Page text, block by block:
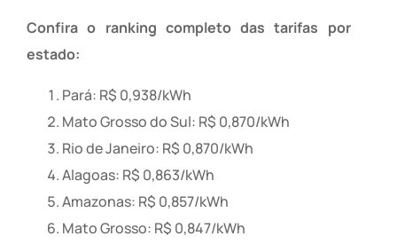
Confira o ranking completo das tarifas por
estado:
Pará: R$ 0,938/kWh
Mato Grosso do Sul: R$ 0,870/kWh
Rio de Janeiro: R$ 0,870/kWh
Alagoas: R$ 0,863/kWh
Amazonas: R$ 0,857/kWh
Mato Grosso: R$ 0,847/kWh